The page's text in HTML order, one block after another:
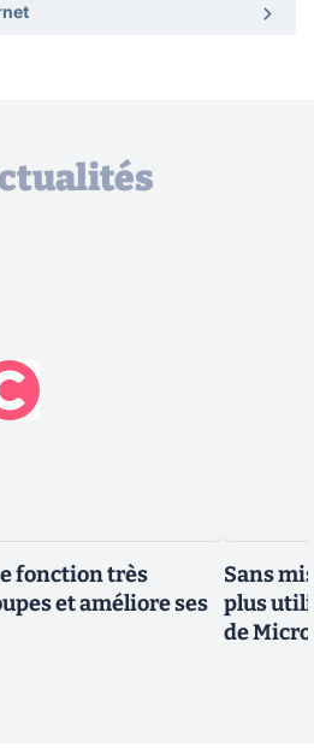
fonction très
et améliore ses
Sans
plus
de